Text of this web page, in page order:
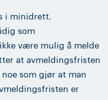
i minidrett.
som
være mulig å melde
at avmeldingsfristen
som gjør at man
er